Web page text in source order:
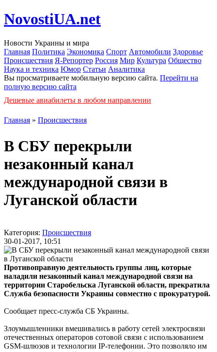
NovostiUA.net
Новости Украины и мира
Главная Политика Экономика Спорт Автомобили Здоровье
Происшествия Я-Репортер Россия Мир Культура Общество
Наука и техника Юмор Статьи Аналитика
Вы просматриваете мобильную версию сайта. Перейти на
полную версию сайта
Дешевые авиабилеты в любом направлении
Главная » Происшествия
В СБУ перекрыли
незаконный канал
международной связи в
Луганской области
Категория: Происшествия
30-01-2017, 10:51
Противоправную деятельность группы лиц, которые
наладили незаконный канал международной связи на
территории Старобельска Луганской области, прекратила
Служба безопасности Украины совместно с прокуратурой.
Сообщает пресс-служба СБ Украины.
Злоумышленники вмешивались в работу сетей электросвязи
отечественных операторов сотовой связи с использованием
GSM-шлюзов и технологии IP-телефонии. Это позволяло им